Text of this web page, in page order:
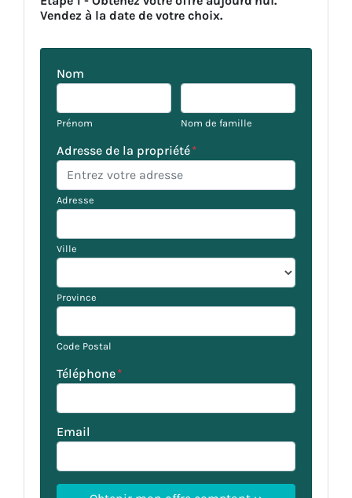
Vendez à la date de votre choix.
Nom
Prénom Nom de famille
Adresse de la propriété*
Adresse
Ville
Province
Code Postal
Téléphone*
Email